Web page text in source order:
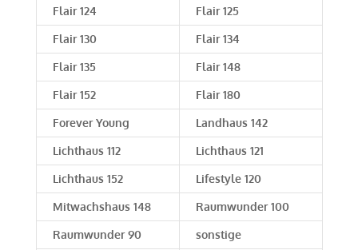
Flair 124 Flair 125
Flair 130 Flair 134
Flair 135 Flair 148
Flair 152 Flair 180
Forever Young Landhaus 142
Lichthaus 112 Lichthaus 121
Lichthaus 152 Lifestyle 120
Mitwachshaus 148 Raumwunder 100
Raumwunder 90 sonstige